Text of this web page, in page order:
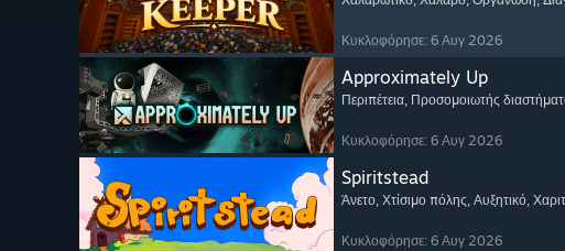
Κυκλοφόρησε: 6 Αυγ 2026
Approximately Up
Περιπέτεια, Προσομοιωτής
Κυκλοφόρησε: 6 Αυγ 2026
Spiritstead
Άνετο, Χτίσιμο πόλης, Αυξητικό,
Κυκλοφόρησε: 6 Αυγ 2026